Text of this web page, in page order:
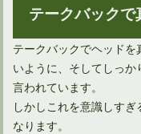
ドライバーの引っ掛け
テークバック
テークバックでヘッド
いように、そしてしっ
言われています。
しかしこれを意識しす
なります。